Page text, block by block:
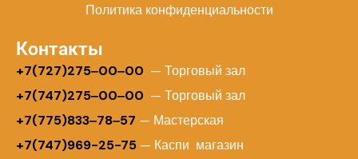
Политика конфиденциальности
Контакты
+7(727)275‒00‒00 — Торговый зал
+7(747)275‒00‒00 — Торговый зал
+7(775)833‒78‒57 — Мастерская
+7(747)969-25-75 — Каспи магазин